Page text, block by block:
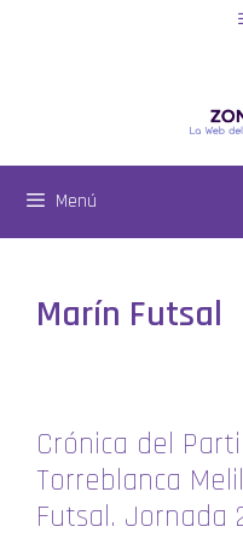
Menú
Marín Futsal
Crónica del
Torreblanca
Futsal. Jornada